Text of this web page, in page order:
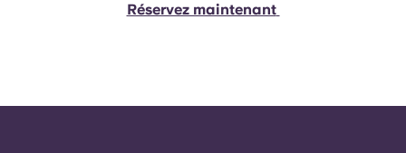
Réservez maintenant